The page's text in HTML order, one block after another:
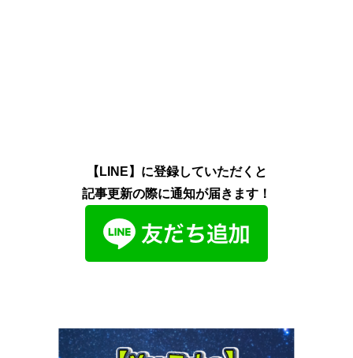
【LINE】に登録していただくと
記事更新の際に通知が届きます！